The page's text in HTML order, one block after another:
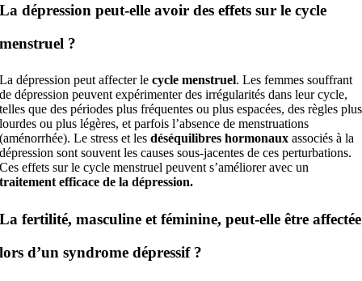
La dépression peut-elle avoir des effets sur le cycle
menstruel ?
La dépression peut affecter lecycle menstruel. Les femmes souffrant
de dépression peuvent expérimenter des irrégularités dans leur cycle,
telles que des périodes plus fréquentes ou plus espacées, des règles plus
lourdes ou plus légères, et parfois l’absence de menstruations
(aménorrhée). Le stress et lesdéséquilibres hormonaux associés à la
dépression sont souvent les causes sous-jacentes de ces perturbations.
Ces effets sur le cycle menstruel peuvent s’améliorer avec un
traitement efficace de la dépression.
La fertilité, masculine et féminine, peut-elle être affectée
lors d’un syndrome dépressif ?